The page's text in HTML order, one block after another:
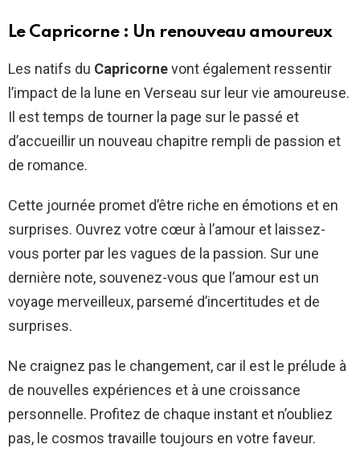
Le Capricorne : Un renouveau amoureux
Les natifs du Capricornevont également ressentir
l’impact de la lune en Verseau sur leur vie amoureuse.
Il est temps de tourner la page sur le passé et
d’accueillir un nouveau chapitre rempli de passion et
de romance.
Cette journée promet d’être riche en émotions et en
surprises. Ouvrez votre cœur à l’amour et laissez-
vous porter par les vagues de la passion. Sur une
dernière note, souvenez-vous que l’amour est un
voyage merveilleux, parsemé d’incertitudes et de
surprises.
Ne craignez pas le changement, car il est le prélude à
de nouvelles expériences et à une croissance
personnelle. Profitez de chaque instant et n’oubliez
pas, le cosmos travaille toujours en votre faveur.